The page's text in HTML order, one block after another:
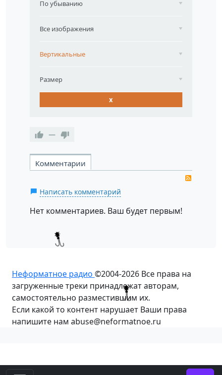
По убыванию
Все изображения
Вертикальные
Размер
x
—
Комментарии
Написать комментарий
Нет комментариев. Ваш будет первым!
Неформатное радио ©2004-2026 Все права на
загруженные треки принадлежат авторам,
самостоятельно разместившим их.
Если какой то контент нарушает Ваши права
напишите нам abuse@neformatnoe.ru